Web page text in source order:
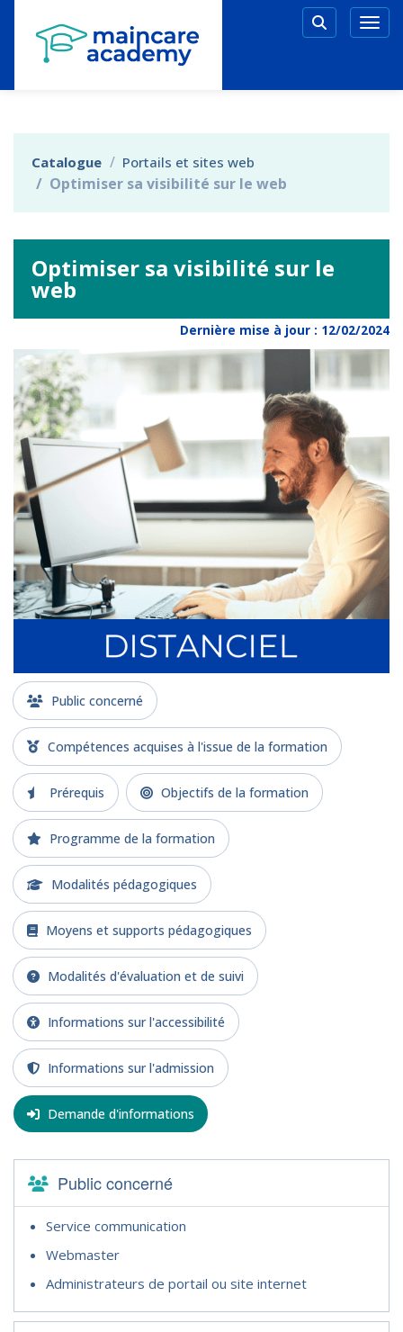
Aller au menu principal
Aller au contenu principal
Personnaliser l'interface
Catalogue Portails et sites web
Optimiser sa visibilité sur le web
Optimiser sa visibilité sur le
web
Dernière mise à jour : 12/02/2024
Public concerné
Compétences acquises à l'issue de la formation
Prérequis Objectifs de la formation
Programme de la formation
Modalités pédagogiques
Moyens et supports pédagogiques
Modalités d'évaluation et de suivi
Informations sur l'accessibilité
Informations sur l'admission
Demande d'informations
Public concerné
Service communication
Webmaster
Administrateurs de portail ou site internet